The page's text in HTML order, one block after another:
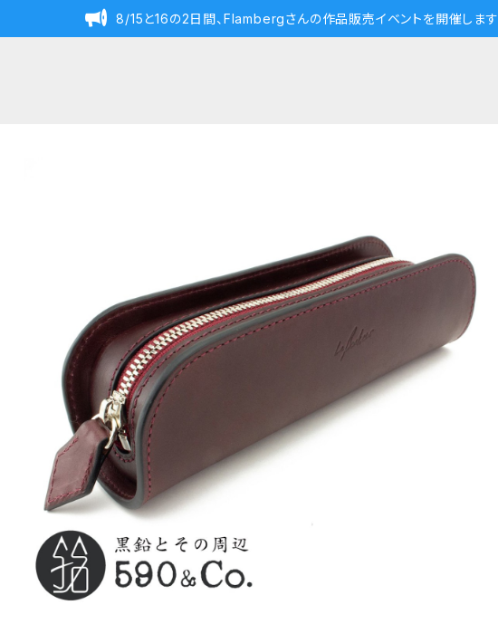
8/15と16の2日間、Flambergさんの作品販売イベントを開催します